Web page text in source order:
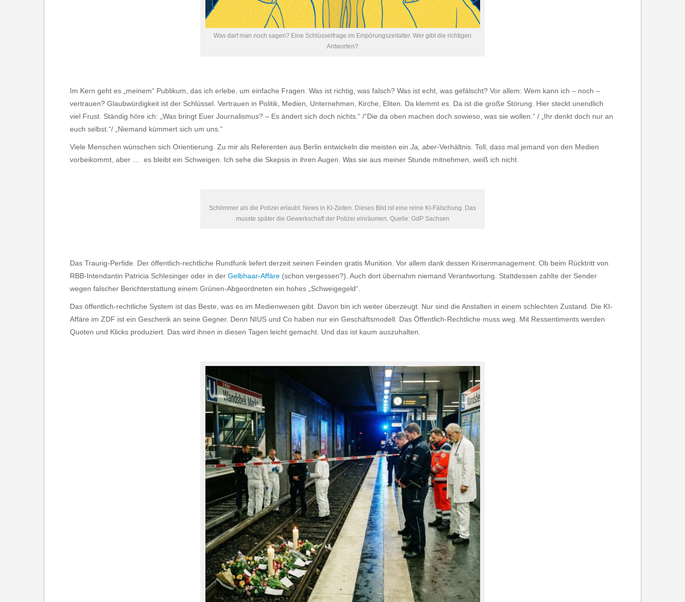
Was darf man noch sagen? Eine Schlüsselfrage im Empörungszeitalter. Wer gibt die richtigen
Antworten?
Im Kern geht es „meinem“ Publikum, das ich erlebe, um einfache Fragen. Was ist richtig, was falsch? Was ist echt, was gefälscht? Vor allem: Wem kann ich – noch –
vertrauen? Glaubwürdigkeit ist der Schlüssel. Vertrauen in Politik, Medien, Unternehmen, Kirche, Eliten. Da klemmt es. Da ist die große Störung. Hier steckt unendlich
viel Frust. Ständig höre ich: „Was bringt Euer Journalismus? – Es ändert sich doch nichts.“ /“Die da oben machen doch sowieso, was sie wollen.“ / „Ihr denkt doch nur an
euch selbst.“/ „Niemand kümmert sich um uns.“
Viele Menschen wünschen sich Orientierung. Zu mir als Referenten aus Berlin entwickeln die meisten ein Ja, aber-Verhältnis. Toll, dass mal jemand von den Medien
vorbeikommt, aber … es bleibt ein Schweigen. Ich sehe die Skepsis in ihren Augen. Was sie aus meiner Stunde mitnehmen, weiß ich nicht.
Schlimmer als die Polizei erlaubt. News in KI-Zeiten. Dieses Bild ist eine reine KI-Fälschung. Das
musste später die Gewerkschaft der Polizei einräumen. Quelle: GdP Sachsen
Das Traurig-Perfide. Der öffentlich-rechtliche Rundfunk liefert derzeit seinen Feinden gratis Munition. Vor allem dank dessen Krisenmanagement. Ob beim Rücktritt von
RBB-Intendantin Patricia Schlesinger oder in der Gelbhaar-Affäre (schon vergessen?). Auch dort übernahm niemand Verantwortung. Stattdessen zahlte der Sender
wegen falscher Berichterstattung einem Grünen-Abgeordneten ein hohes „Schweigegeld“.
Das öffentlich-rechtliche System ist das Beste, was es im Medienwesen gibt. Davon bin ich weiter überzeugt. Nur sind die Anstalten in einem schlechten Zustand. Die KI-
Affäre im ZDF ist ein Geschenk an seine Gegner. Denn NIUS und Co haben nur ein Geschäftsmodell: Das Öffentlich-Rechtliche muss weg. Mit Ressentiments werden
Quoten und Klicks produziert. Das wird ihnen in diesen Tagen leicht gemacht. Und das ist kaum auszuhalten.